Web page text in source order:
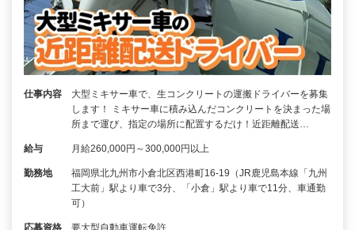
仕事内容
大型ミキサー車で、生コンクリートの運搬ドライバーを募集
します！ ミキサー車に積み込んだコンクリートを決まった場
所まで運び、指定の場所に配置するだけ！近距離配送…
給与 月給260,000円～300,000円以上
勤務地
福岡県北九州市小倉北区西港町16-19（JR鹿児島本線「九州
工大前」駅より車で3分、「小倉」駅より車で11分、車通勤
可）
応募資格 要大型自動車運転免許